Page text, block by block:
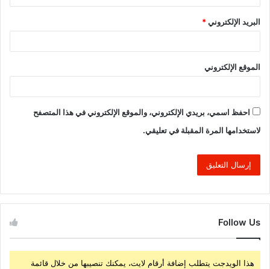
البريد الإلكتروني*
الموقع الإلكتروني
احفظ اسمي، بريدي الإلكتروني، والموقع الإلكتروني في هذا المتصفح
لاستخدامها المرة المقبلة في تعليقي.
Follow Us
هذا الويدجت يتطلب إضافة أرقام لايت، يمكنك تنصيبها من خلال قائمة